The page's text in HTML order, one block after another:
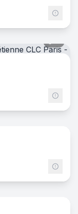
8
12